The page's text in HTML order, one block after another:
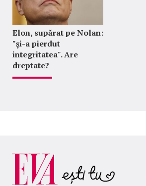
Elon, supărat pe Nolan:
"şi-a pierdut
integritatea". Are
dreptate?